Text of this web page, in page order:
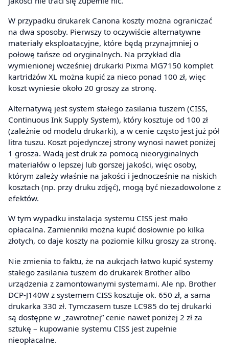
W przypadku drukarek Canona koszty można ograniczać
na dwa sposoby. Pierwszy to oczywiście alternatywne
materiały eksploatacyjne, które będą przynajmniej o
połowę tańsze od oryginalnych. Na przykład dla
wymienionej wcześniej drukarki Pixma MG7150 komplet
kartridżów XL można kupić za nieco ponad 100 zł, więc
koszt wyniesie około 20 groszy za stronę.
Alternatywą jest system stałego zasilania tuszem (CISS,
Continuous Ink Supply System), który kosztuje od 100 zł
(zależnie od modelu drukarki), a w cenie często jest już pół
litra tuszu. Koszt pojedynczej strony wynosi nawet poniżej
1 grosza. Wadą jest druk za pomocą nieoryginalnych
materiałów o lepszej lub gorszej jakości, więc osoby,
którym zależy właśnie na jakości i jednocześnie na niskich
kosztach (np. przy druku zdjęć), mogą być niezadowolone z
efektów.
W tym wypadku instalacja systemu CISS jest mało
opłacalna. Zamienniki można kupić dosłownie po kilka
złotych, co daje koszty na poziomie kilku groszy za stronę.
Nie zmienia to faktu, że na aukcjach łatwo kupić systemy
stałego zasilania tuszem do drukarek Brother albo
urządzenia z zamontowanymi systemami. Ale np. Brother
DCP-J140W z systemem CISS kosztuje ok. 650 zł, a sama
drukarka 330 zł. Tymczasem tusze LC985 do tej drukarki
są dostępne w „zawrotnej” cenie nawet poniżej 2 zł za
sztukę – kupowanie systemu CISS jest zupełnie
nieopłacalne.